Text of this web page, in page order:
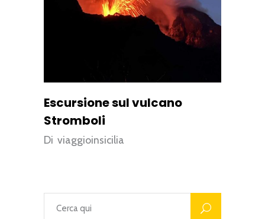
Escursione sul vulcano
Stromboli
Di viaggioinsicilia